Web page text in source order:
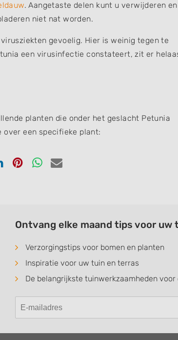
. Aangetaste delen kunt u verwijderen en
niet nat worden.
gevoelig. Hier is weinig tegen te
een virusinfectie constateert, zit er
planten die onder het geslacht Petunia
over een specifieke plant:
DelenDelenDelen
Ontvang elke maand tips voor
Verzorgingstips voor bomen en planten
Inspiratie voor uw tuin en terras
De belangrijkste tuinwerkzaamheden voor